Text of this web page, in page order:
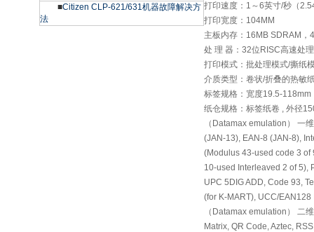
■Citizen CLP-621/631机器故障解决方
法
打印速度：1～6英寸/秒（
打印宽度：104MM
主板内存：16MB SDRAM，
处 理 器：32位RISC高速处
打印模式：批处理模式/撕纸
介质类型：卷状/折叠的热敏
标签规格：宽度19.5-
纸仓规格：标签纸卷 , 外径
（Datamax emulation） 一
(JAN-13), EAN-8 (JAN-8),
(Modulus 43-used code 3 of
10-used Interleaved 2 of 5),
UPC 5DIG ADD, Code 93,
(for K-MART), UCC/
（Datamax emulation） 二
Matrix, QR Code, Aztec, RSS